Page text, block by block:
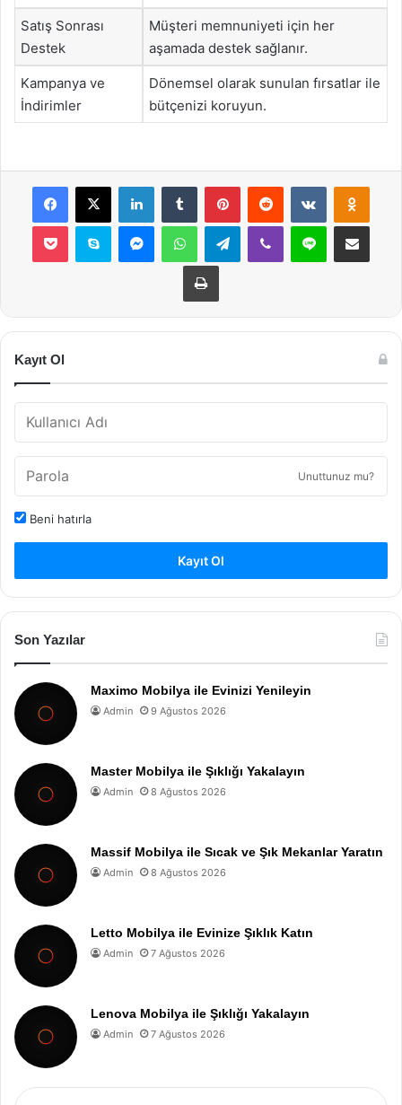
Satış Sonrası
Destek
Müşteri memnuniyeti için her
aşamada destek sağlanır.
Kampanya ve
İndirimler
Dönemsel olarak sunulan fırsatlar ile
bütçenizi koruyun.
Facebook
X LinkedInTumblr PinterestReddit VKontakte
Pocket Skype MessengerWhatsAppTelegramViber Line E-Posta ile
Yazdır
Kayıt Ol
Unuttunuz mu?
Beni hatırla
Kayıt Ol
Son Yazılar
Maximo Mobilya ile Evinizi Yenileyin
Admin 9 Ağustos 2026
Master Mobilya ile Şıklığı Yakalayın
Admin 8 Ağustos 2026
Massif Mobilya ile Sıcak ve Şık Mekanlar Yaratın
Admin 8 Ağustos 2026
Letto Mobilya ile Evinize Şıklık Katın
Admin 7 Ağustos 2026
Lenova Mobilya ile Şıklığı Yakalayın
Admin 7 Ağustos 2026